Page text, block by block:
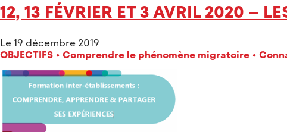
12, 13 FÉVRIER ET 3 AVRIL 2020 –
Le 19 décembre 2019
OBJECTIFS • Comprendre le phénomène migratoire •